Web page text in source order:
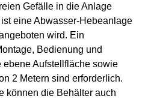
Gefälle in die Anlage
eine Abwasser-Hebeanlage
wird. Ein
Bedienung und
ebene Aufstellfläche sowie
2 Metern sind erforderlich.
können die Behälter auch